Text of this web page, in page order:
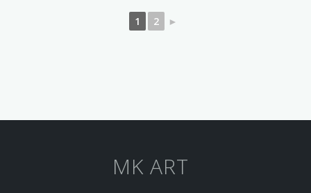
1 2 ►
MK ART